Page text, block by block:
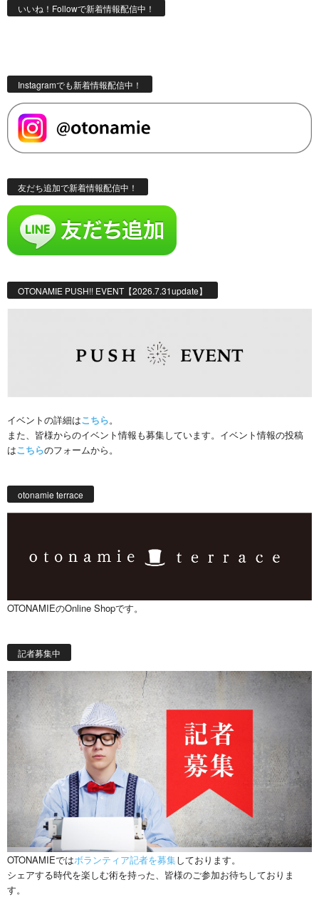
いいね！Followで新着情報配信中！
Instagramでも新着情報配信中！
友だち追加で新着情報配信中！
OTONAMIE PUSH!! EVENT【2026.7.31update】
イベントの詳細はこちら。
また、皆様からのイベント情報も募集しています。イベント情報の投稿
はこちらのフォームから。
otonamie terrace
OTONAMIEのOnline Shopです。
記者募集中
OTONAMIEではボランティア記者を募集しております。
シェアする時代を楽しむ術を持った、皆様のご参加お待ちしておりま
す。